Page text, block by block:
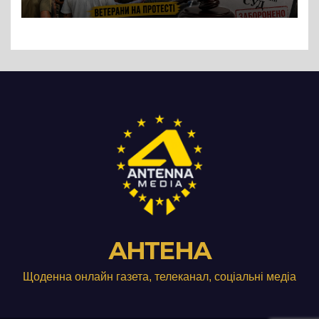
підприємства ТОВ «Омега
Три», що займається
АНТЕНА
Щоденна онлайн газета, телеканал, соціальні медіа